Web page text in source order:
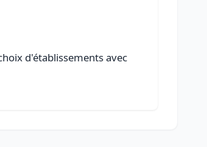
d'établissements avec